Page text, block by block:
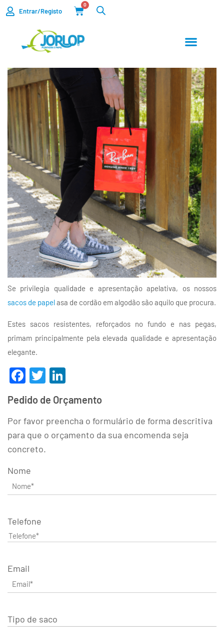
Entrar/Registo
0
Se privilegia qualidade e apresentação apelativa, os nossos
sacos de papelasa de cordão em algodão são aquilo que procura.
Estes sacos resistentes, reforçados no fundo e nas pegas,
primam principalmente pela elevada qualidade e apresentação
elegante.
Facebook
Twitter
Pedido de Orçamento
Por favor preencha o formulário de forma descritiva
para que o orçamento da sua encomenda seja
concreto.
Nome
Telefone
Email
Tipo de saco